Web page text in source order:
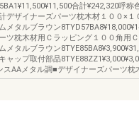
合計¥242,320呼称
デザイナーズパーツ枕木材１００×１
メタルブラウン
ツ枕木材用Ｃラッピング１００角用
メタルブラウン
ャップ取付部品
スAAメタル調■デザイナーズパーツ枕